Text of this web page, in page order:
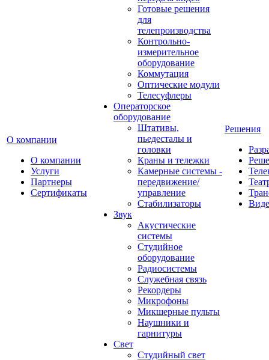
О компании
О компании
Услуги
Партнеры
Сертификаты
Готовые решения
для
телепроизводства
Контрольно-
измерительное
оборудование
Коммутация
Оптические модули
Телесуфлеры
Операторское
оборудование
Штативы,
пьедесталы и
головки
Краны и тележки
Камерные системы -
передвижение/
управление
Стабилизаторы
Звук
Акустические
системы
Студийное
оборудование
Радиосистемы
Служебная связь
Рекордеры
Микрофоны
Микшерные пульты
Наушники и
гарнитуры
Свет
Студийный свет
Решения